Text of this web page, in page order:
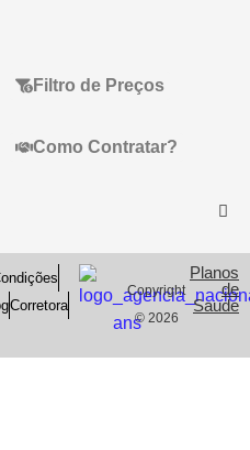
Filtro de Preços
Como Contratar?
Corretora
Copyright
© 2026
Planos
de
Saude